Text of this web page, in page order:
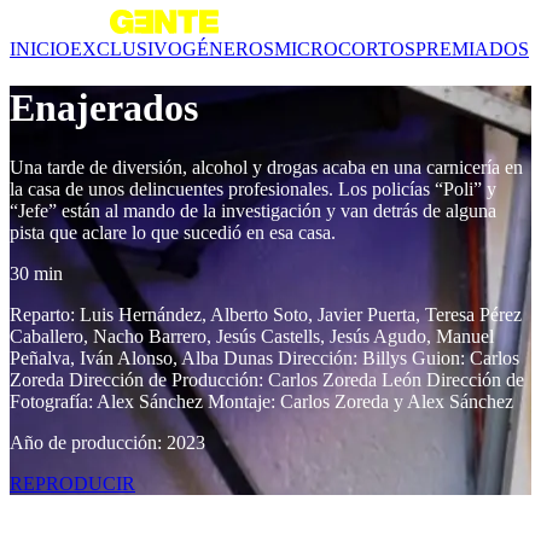
INICIOEXCLUSIVOGÉNEROSMICROCORTOSPREMIADOS
Enajerados
Una tarde de diversión, alcohol y drogas acaba en una carnicería en
la casa de unos delincuentes profesionales. Los policías “Poli” y
“Jefe” están al mando de la investigación y van detrás de alguna
pista que aclare lo que sucedió en esa casa.
30 min
Reparto: Luis Hernández, Alberto Soto, Javier Puerta, Teresa Pérez
Caballero, Nacho Barrero, Jesús Castells, Jesús Agudo, Manuel
Peñalva, Iván Alonso, Alba Dunas Dirección: Billys Guion: Carlos
Zoreda Dirección de Producción: Carlos Zoreda León Dirección de
Fotografía: Alex Sánchez Montaje: Carlos Zoreda y Alex Sánchez
Año de producción: 2023
REPRODUCIR